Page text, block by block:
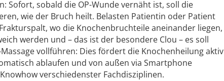
Sofort, sobald die OP-Wunde vernäht ist, soll die
wie der Bruch heilt. Belasten Patientin oder Patient
wo die Knochenbruchteile aneinander liegen,
werden und – das ist der besondere Clou – es soll
vollführen: Dies fördert die Knochenheilung aktiv
ablaufen und von außen via Smartphone
verschiedenster Fachdisziplinen.